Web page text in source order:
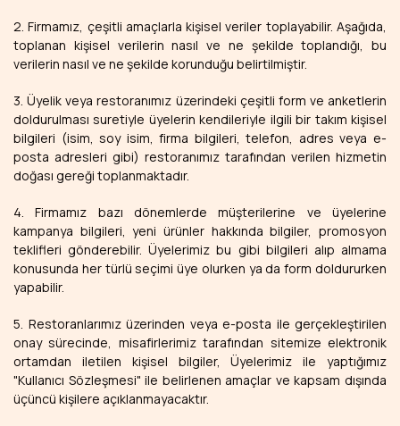
2. Firmamız, çeşitli amaçlarla kişisel veriler toplayabilir. Aşağıda,
toplanan kişisel verilerin nasıl ve ne şekilde toplandığı, bu
verilerin nasıl ve ne şekilde korunduğu belirtilmiştir.
3. Üyelik veya restoranımız üzerindeki çeşitli form ve anketlerin
doldurulması suretiyle üyelerin kendileriyle ilgili bir takım kişisel
bilgileri (isim, soy isim, firma bilgileri, telefon, adres veya e-
posta adresleri gibi) restoranımız tarafından verilen hizmetin
doğası gereği toplanmaktadır.
4. Firmamız bazı dönemlerde müşterilerine ve üyelerine
kampanya bilgileri, yeni ürünler hakkında bilgiler, promosyon
teklifleri gönderebilir. Üyelerimiz bu gibi bilgileri alıp almama
konusunda her türlü seçimi üye olurken ya da form doldururken
yapabilir.
5. Restoranlarımız üzerinden veya e-posta ile gerçekleştirilen
onay sürecinde, misafirlerimiz tarafından sitemize elektronik
ortamdan iletilen kişisel bilgiler, Üyelerimiz ile yaptığımız
"Kullanıcı Sözleşmesi" ile belirlenen amaçlar ve kapsam dışında
üçüncü kişilere açıklanmayacaktır.